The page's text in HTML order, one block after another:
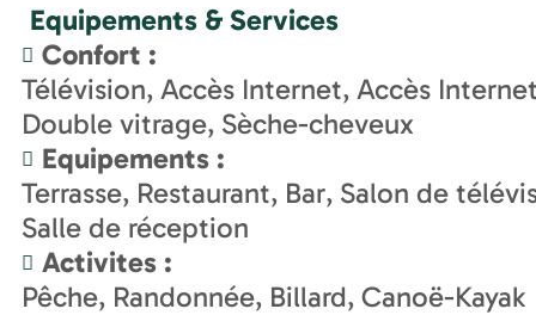
Equipements & Services
Confort :
Télévision Accès Internet Accès
Double vitrage Sèche-cheveux
Equipements :
Terrasse Restaurant Bar Salon de
Salle de réception
Activites :
Pêche Randonnée Billard Canoë-Kayak